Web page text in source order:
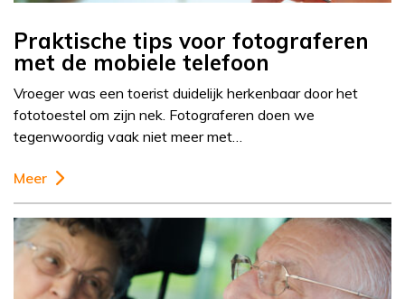
Praktische tips voor fotograferen
met de mobiele telefoon
Vroeger was een toerist duidelijk herkenbaar door het
fototoestel om zijn nek. Fotograferen doen we
tegenwoordig vaak niet meer met…
Meer